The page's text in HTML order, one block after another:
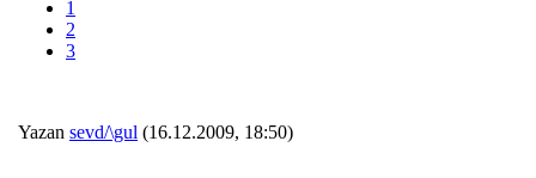
1
2
3
Yazan sevd/\gul (16.12.2009, 18:50)